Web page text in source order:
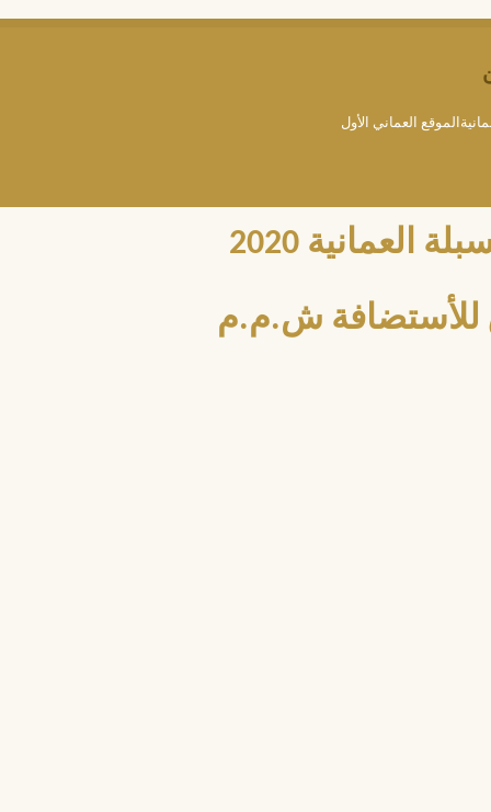
العماني الأول
2020
للأستضافة ش.م.م